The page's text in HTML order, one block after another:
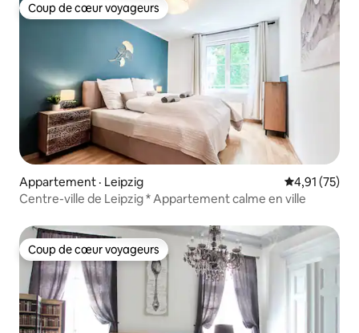
Coup de cœur voyageurs
Coup de cœur voyageurs
Appartement · Leipzig Note
4,91 (75)
Centre-ville de Leipzig * Appartement calme en ville
Coup de cœur voyageurs
Coup de cœur voyageurs